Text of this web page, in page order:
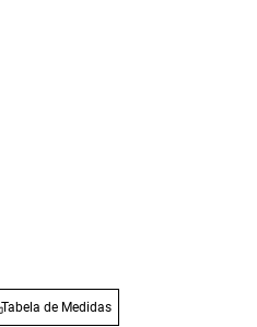
Tabela de Medidas